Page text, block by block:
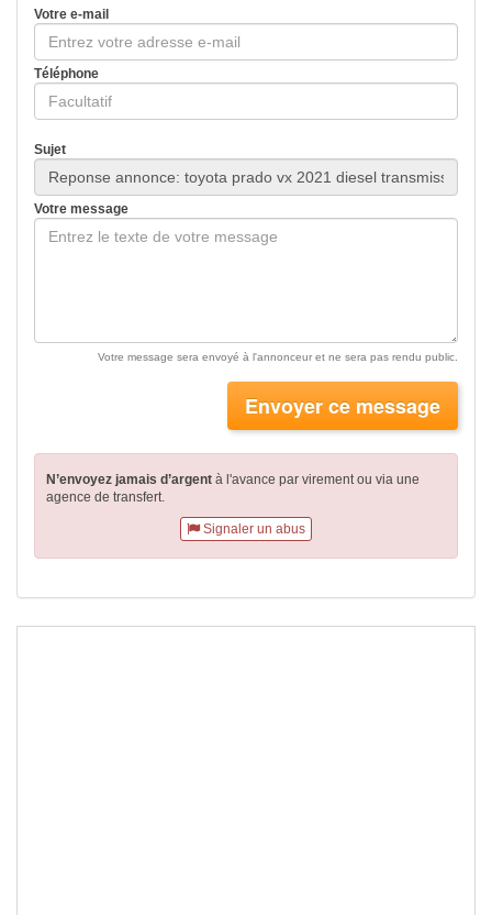
Votre e-mail
Téléphone
Sujet
Votre message
Votre message sera envoyé à l'annonceur et ne sera pas rendu public.
Envoyer ce message
N’envoyez jamais d’argent à l'avance par virementou via une
agence de transfert.
Signaler un abus